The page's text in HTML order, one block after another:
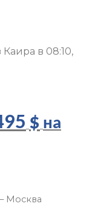
в 08:10,
$ на
Москва